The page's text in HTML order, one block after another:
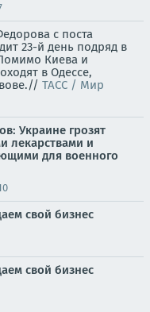
с поста
23-й день подряд в
Киева и
в Одессе,
ТАСС / Мир
Украине грозят
лекарствами и
для военного
свой бизнес
свой бизнес